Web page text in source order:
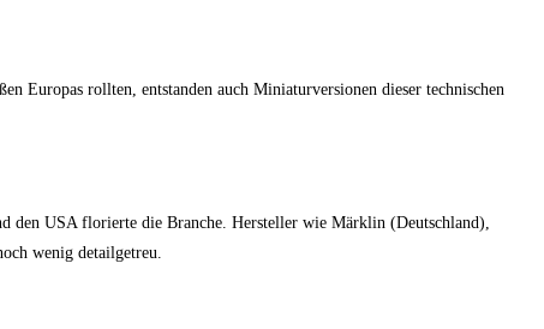
Europas rollten, entstanden auch Miniaturversionen dieser technischen
den USA florierte die Branche. Hersteller wie Märklin (Deutschland),
wenig detailgetreu.